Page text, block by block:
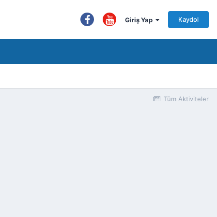
Giriş Yap Kaydol
Tüm Aktiviteler